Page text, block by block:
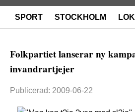
SPORT STOCKHOLM
Folkpartiet lanserar ny
invandrartjejer
Publicerad: 2009-06-22